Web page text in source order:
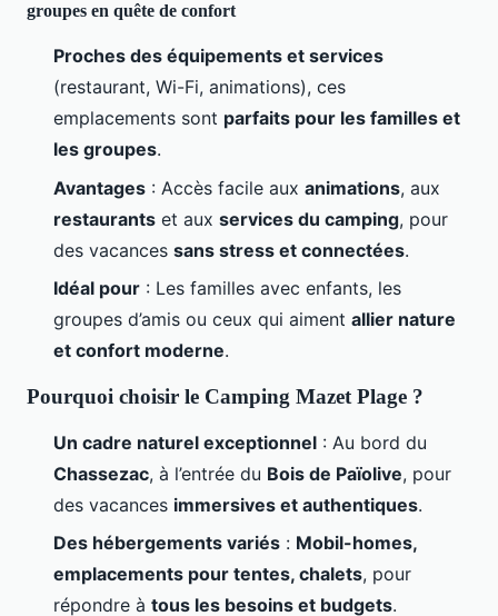
groupes en quête de confort
Proches des équipements et services
(restaurant, Wi-Fi, animations), ces
emplacements sont parfaits pour les familles et
les groupes.
Avantages : Accès facile aux animations, aux
restaurants et aux services du camping, pour
des vacances sans stress et connectées.
Idéal pour : Les familles avec enfants, les
groupes d’amis ou ceux qui aiment allier nature
et confort moderne.
Pourquoi choisir le Camping Mazet Plage ?
Un cadre naturel exceptionnel : Au bord du
Chassezac, à l’entrée du Bois de Païolive, pour
des vacances immersives et authentiques.
Des hébergements variés : Mobil-homes,
emplacements pour tentes, chalets, pour
répondre à tous les besoins et budgets.